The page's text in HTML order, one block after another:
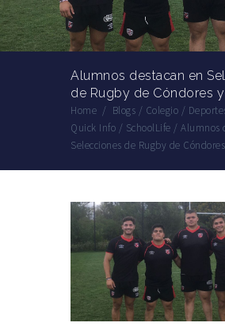
Alumnos destacan en
de Rugby de Cóndores y
Home / Blogs / Colegio /
Quick Info / SchoolLife / Alumnos
Selecciones de Rugby de